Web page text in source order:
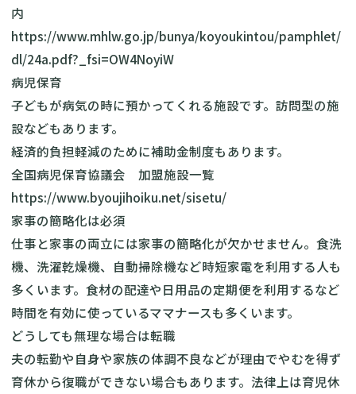
内
https://www.mhlw.go.jp/bunya/koyoukintou/pamphlet/
dl/24a.pdf?_fsi=OW4NoyiW
病児保育
子どもが病気の時に預かってくれる施設です。訪問型の施
設などもあります。
経済的負担軽減のために補助金制度もあります。
全国病児保育協議会 加盟施設一覧
https://www.byoujihoiku.net/sisetu/
家事の簡略化は必須
仕事と家事の両立には家事の簡略化が欠かせません。食洗
機、洗濯乾燥機、自動掃除機など時短家電を利用する人も
多くいます。食材の配達や日用品の定期便を利用するなど
時間を有効に使っているママナースも多くいます。
どうしても無理な場合は転職
夫の転勤や自身や家族の体調不良などが理由でやむを得ず
育休から復職ができない場合もあります。法律上は育児休